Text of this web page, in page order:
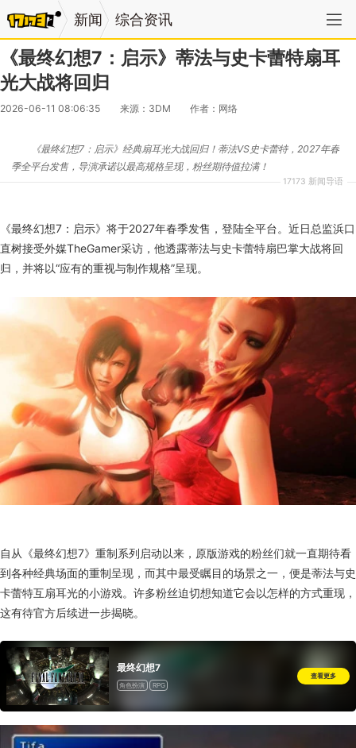
新闻 综合资讯
《最终幻想7：启示》蒂法与史卡蕾特扇耳
光大战将回归
2026-06-11 08:06:35 来源：3DM 作者：网络
17173 新闻导语
《最终幻想7：启示》经典扇耳光大战回归！蒂法VS史卡蕾特，2027年春
季全平台发售，导演承诺以最高规格呈现，粉丝期待值拉满！
《最终幻想7：启示》将于2027年春季发售，登陆全平台。近日总监浜口
直树接受外媒TheGamer采访，他透露蒂法与史卡蕾特扇巴掌大战将回
归，并将以“应有的重视与制作规格”呈现。
自从《最终幻想7》重制系列启动以来，原版游戏的粉丝们就一直期待看
到各种经典场面的重制呈现，而其中最受瞩目的场景之一，便是蒂法与史
卡蕾特互扇耳光的小游戏。许多粉丝迫切想知道它会以怎样的方式重现，
这有待官方后续进一步揭晓。
最终幻想7
角色扮演 RPG
查看更多